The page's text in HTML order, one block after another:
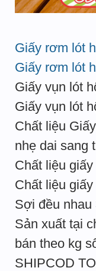
Giấy rơm lót
Giấy rơm lót
Giấy vụn lót
Giấy vụn lót
Chất liệu
nhẹ dai sang
Chất liệu
Chất liệu
Sợi đều nhau
Sản xuất tại
bán theo kg
SHIPCOD